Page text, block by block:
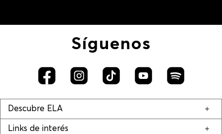
Síguenos
Descubre ELA
Links de interés